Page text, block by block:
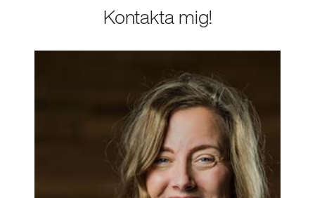
Kontakta mig!